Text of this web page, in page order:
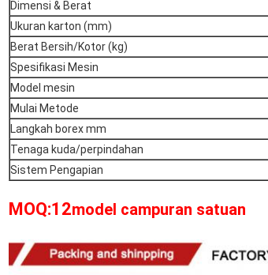
Dimensi & Berat
Ukuran karton (mm)
Berat Bersih/Kotor (kg)
Spesifikasi Mesin
Model mesin
Mulai Metode
Langkah borex mm
Tenaga kuda/perpindahan
Sistem Pengapian
MOQ:12model campuran satuan